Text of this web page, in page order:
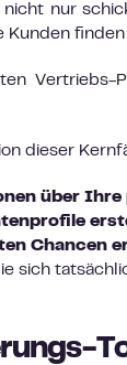
nicht nur
Vertriebs-
dieser
über Ihre
Chancen
sich